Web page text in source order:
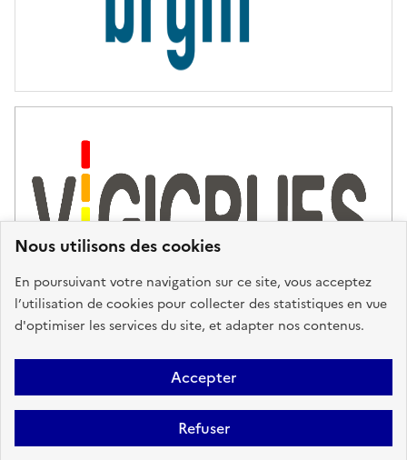
Nous utilisons des cookies
En poursuivant votre navigation sur ce site, vous acceptez
l’utilisation de cookies pour collecter des statistiques en vue
d'optimiser les services du site, et adapter nos contenus.
Accepter
Refuser
Plan du site Accessibilité : partiellement conforme
Mentions
Légales
Données personnelles Gestion des cookies
FAQ